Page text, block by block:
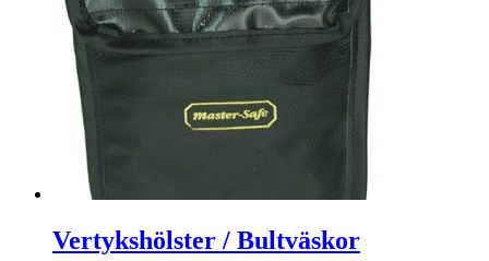
Vertykshölster / Bultväskor